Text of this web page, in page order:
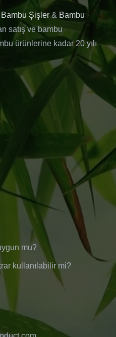
Bambu Şişler& Bambu
satış ve bambu
ürünlerine kadar 20 yılı
mu?
kullanılabilir mi?